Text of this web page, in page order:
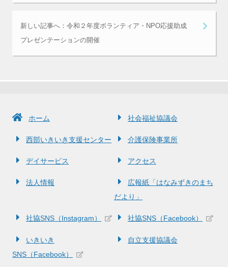
新しい記事へ：令和２年度ボランティア・NPO応援助成
プレゼンテーションの開催
ホーム 社会福祉協議会
西部いきいき支援センター 介護保険事業所
デイサービス アクセス
法人情報
広報紙「はなみずきのまち
だより」
社協SNS（Instagram） 社協SNS（Facebook）
いきいき
SNS（Facebook）
自立支援協議会